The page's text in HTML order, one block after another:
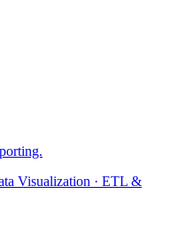
Visualization · ETL &